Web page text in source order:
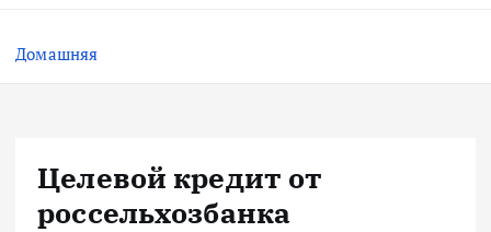
с
Домашняя
Целевой кредит от
россельхозбанка